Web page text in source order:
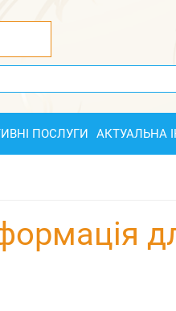
ПОСЛУГИ АКТУАЛЬНА